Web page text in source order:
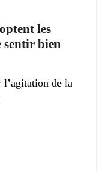
les
sentir bien
l’agitation de la